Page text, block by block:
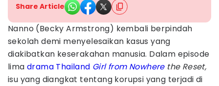
Share Article
Nanno (Becky Armstrong) kembali berpindah
sekolah demi menyelesaikan kasus yang
diakibatkan keserakahan manusia. Dalam episode
lima drama Thailand Girl from Nowherethe Reset,
isu yang diangkat tentang korupsi yang terjadi di